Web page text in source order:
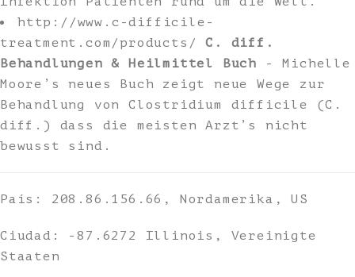
http://www.c-difficile-
treatment.com/products/C. diff.
Behandlungen & Heilmittel Buch - Michelle
Moore’s neues Buch zeigt neue Wege zur
Behandlung von Clostridium difficile (C.
diff.) dass die meisten Arzt’s nicht
bewusst sind.
País: 208.86.156.66, Nordamerika, US
Ciudad: -87.6272 Illinois, Vereinigte
Staaten